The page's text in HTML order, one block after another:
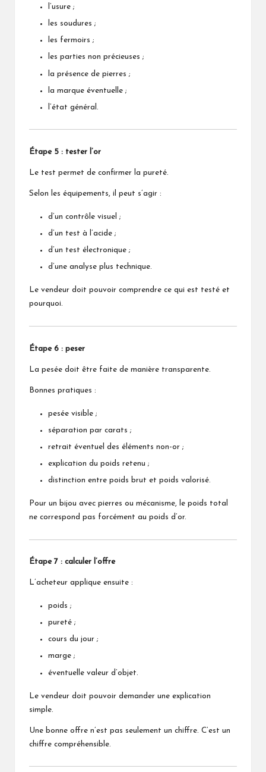
l’usure ;
les soudures ;
les fermoirs ;
les parties non précieuses ;
la présence de pierres ;
la marque éventuelle ;
l’état général.
Étape 5 : tester l’or
Le test permet de confirmer la pureté.
Selon les équipements, il peut s’agir :
d’un contrôle visuel ;
d’un test à l’acide ;
d’un test électronique ;
d’une analyse plus technique.
Le vendeur doit pouvoir comprendre ce qui est testé et
pourquoi.
Étape 6 : peser
La pesée doit être faite de manière transparente.
Bonnes pratiques :
pesée visible ;
séparation par carats ;
retrait éventuel des éléments non-or ;
explication du poids retenu ;
distinction entre poids brut et poids valorisé.
Pour un bijou avec pierres ou mécanisme, le poids total
ne correspond pas forcément au poids d’or.
Étape 7 : calculer l’offre
L’acheteur applique ensuite :
poids ;
pureté ;
cours du jour ;
marge ;
éventuelle valeur d’objet.
Le vendeur doit pouvoir demander une explication
simple.
Une bonne offre n’est pas seulement un chiffre. C’est un
chiffre compréhensible.